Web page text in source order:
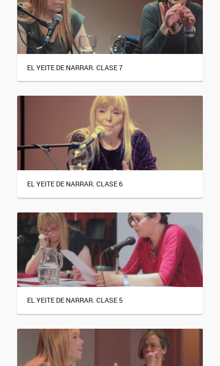
EL YEITE DE NARRAR. CLASE 7
EL YEITE DE NARRAR. CLASE 6
EL YEITE DE NARRAR. CLASE 5